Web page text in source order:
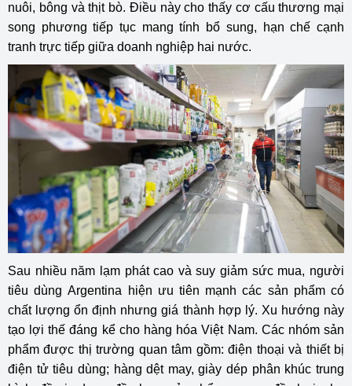
nuôi, bông và thịt bò. Điều này cho thấy cơ cấu thương mại
song phương tiếp tục mang tính bổ sung, hạn chế cạnh
tranh trực tiếp giữa doanh nghiệp hai nước.
Sau nhiều năm lạm phát cao và suy giảm sức mua, người
tiêu dùngArgentina hiện ưu tiên mạnh các sản phẩm có
chất lượng ổn định nhưng giá thành hợp lý. Xu hướng này
tạo lợi thế đáng kể cho hàng hóa Việt Nam. Các nhóm sản
phẩm được thị trường quan tâm gồm: điện thoại và thiết bị
điện tử tiêu dùng; hàng dệt may, giày dép phân khúc trung